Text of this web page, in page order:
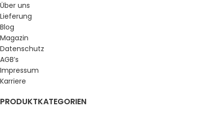
Über uns
Lieferung
Blog
Magazin
Datenschutz
AGB’s
Impressum
Karriere
PRODUKTKATEGORIEN